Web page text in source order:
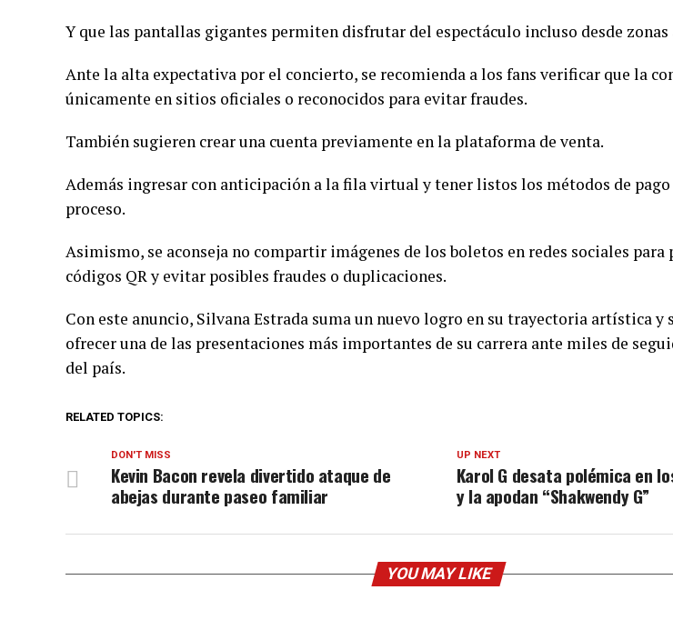
Y que las pantallas gigantes permiten disfrutar del espectáculo incluso desde zonas
Ante la alta expectativa por el concierto, se recomienda a los fans verificar que la
únicamente en sitios oficiales o reconocidos para evitar fraudes.
También sugieren crear una cuenta previamente en la plataforma de venta.
Además ingresar con anticipación a la fila virtual y tener listos los métodos de
proceso.
Asimismo, se aconseja no compartir imágenes de los boletos en redes sociales para
códigos QR y evitar posibles fraudes o duplicaciones.
Con este anuncio, Silvana Estrada suma un nuevo logro en su trayectoria artística y
ofrecer una de las presentaciones más importantes de su carrera ante miles de
del país.
RELATED TOPICS:
UP NEXT
Karol G desata polémica en
y la apodan “Shakwendy G”
DON'T MISS
Kevin Bacon revela divertido ataque de
abejas durante paseo familiar
YOU MAY LIKE